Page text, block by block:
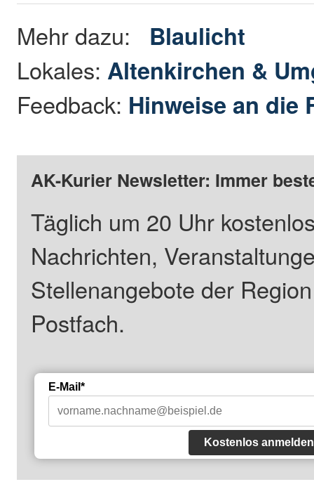
Mehr dazu: Blaulicht
Lokales: Altenkirchen &
Feedback: Hinweise an die
AK-Kurier Newsletter: Immer
Täglich um 20 Uhr
Nachrichten,
Stellenangebote der
Postfach.
E-Mail*
Kostenlos anmelden